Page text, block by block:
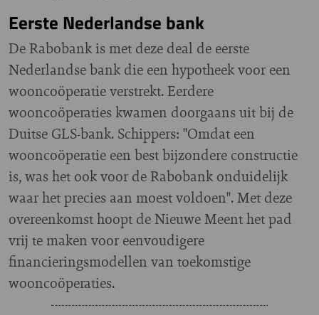
Eerste Nederlandse bank
De Rabobank is met deze deal de eerste
Nederlandse bank die een hypotheek voor een
wooncoöperatie verstrekt. Eerdere
wooncoöperaties kwamen doorgaans uit bij de
Duitse GLS-bank. Schippers: "Omdat een
wooncoöperatie een best bijzondere constructie
is, was het ook voor de Rabobank onduidelijk
waar het precies aan moest voldoen". Met deze
overeenkomst hoopt de Nieuwe Meent het pad
vrij te maken voor eenvoudigere
financieringsmodellen van toekomstige
wooncoöperaties.